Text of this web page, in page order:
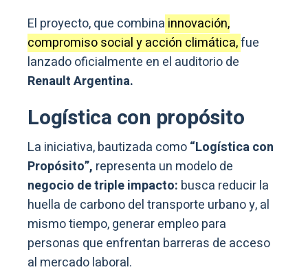
El proyecto, que combina innovación,
compromiso social y acción climática,fue
lanzado oficialmente en el auditorio de
Renault Argentina.
Logística con propósito
La iniciativa, bautizada como“Logística con
Propósito”, representa un modelo de
negocio de triple impacto: busca reducir la
huella de carbono del transporte urbano y, al
mismo tiempo, generar empleo para
personas que enfrentan barreras de acceso
al mercado laboral.